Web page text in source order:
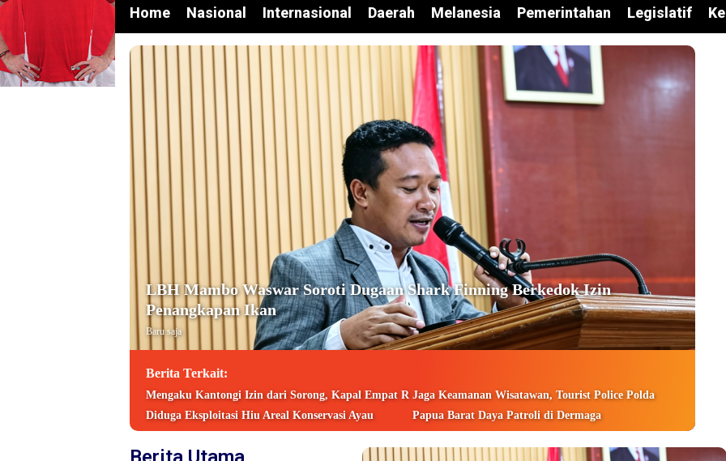
Home Nasional Internasional Daerah Melanesia Pemerintahan Legislatif
LBH Mambo Waswar Soroti Dugaan Shark Finning Berkedok Izin
Penangkapan Ikan
Baru saja
Berita Terkait:
Mengaku Kantongi Izin dari Sorong, Kapal Empat R
Diduga Eksploitasi Hiu Areal Konservasi Ayau
Jaga Keamanan Wisatawan, Tourist Police Polda
Papua Barat Daya Patroli di Dermaga